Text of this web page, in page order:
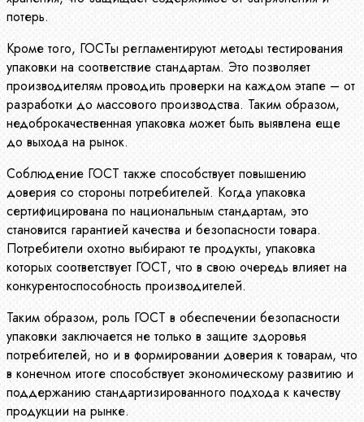
потерь.
Кроме того, ГОСТы регламентируют методы тестирования
упаковки на соответствие стандартам. Это позволяет
производителям проводить проверки на каждом этапе – от
разработки до массового производства. Таким образом,
недоброкачественная упаковка может быть выявлена еще
до выхода на рынок.
Соблюдение ГОСТ также способствует повышению
доверия со стороны потребителей. Когда упаковка
сертифицирована по национальным стандартам, это
становится гарантией качества и безопасности товара.
Потребители охотно выбирают те продукты, упаковка
которых соответствует ГОСТ, что в свою очередь влияет на
конкурентоспособность производителей.
Таким образом, роль ГОСТ в обеспечении безопасности
упаковки заключается не только в защите здоровья
потребителей, но и в формировании доверия к товарам, что
в конечном итоге способствует экономическому развитию и
поддержанию стандартизированного подхода к качеству
продукции на рынке.